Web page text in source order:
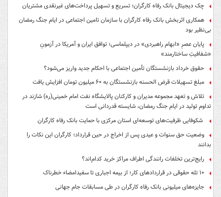
چک دیجیتال بانک رفاه کارگران؛ تسریع و تسهیل پرداخت‌های غیرنقدی مشتریان
همکاری اثربخش بانک رفاه کارگران با سازمان تامین اجتماعی در ایام جنگ رمضان
بی‌نظیر بود
پایان عصرِ «ابهام راهبردی» در دیپلماسی؛ توافق ایران و آمریکا در آزمونِ
«شفافیتِ ساختارمند»
حقوق خرداد بازنشستگان تأمین اجتماعی با احکام جدید واریز می‌شود؟
مبلغ تسهیلات قرض الحسنه بازنشستگان به ۶۰ میلیون تومان افزایش یافت
تلاش و تعهد مجموعه مدیران و کارکنان پالایشگاه نفت امام خمینی(ره) شازند در
تداوم تولید در ایام جنگ رمضان، شایسته قدردانی است
شکوفایی ظرفیت‌های توسعه‌ای استان مرکزی با حمایت بانک رفاه کارگران
وضعیت حق سنوات و عیدی پس از اخراج در حین قرارداد؛ کارگران این نکات را
بدانند
رایج‌ترین تخلفات رانندگی اطراف مراکز خرید کدام‌اند؟
۱۰ تله حقوقی در قراردادهای کار؛ از بیمه اجباری تا سفیدامضاء خطرناک
جایزه‌های میلیونی بانک رفاه کارگران در طی مسابقات جام جهانی